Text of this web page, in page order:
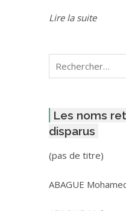
Lire la suite
Rechercher :
Les noms
disparus
(pas de titre)Post
3416
ABAGUE